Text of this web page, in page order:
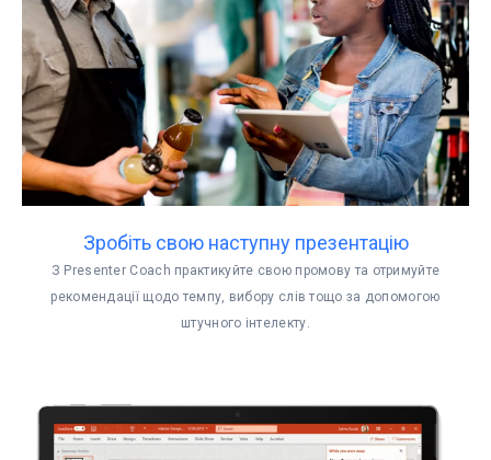
Зробіть свою наступну презентацію
З Presenter Coach практикуйте свою промову та отримуйте
рекомендації щодо темпу, вибору слів тощо за допомогою
штучного інтелекту.